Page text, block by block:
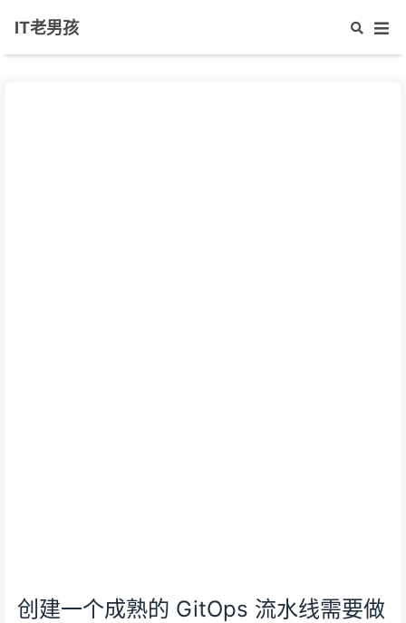
IT老男孩
创建一个成熟的 GitOps 流水线需要做